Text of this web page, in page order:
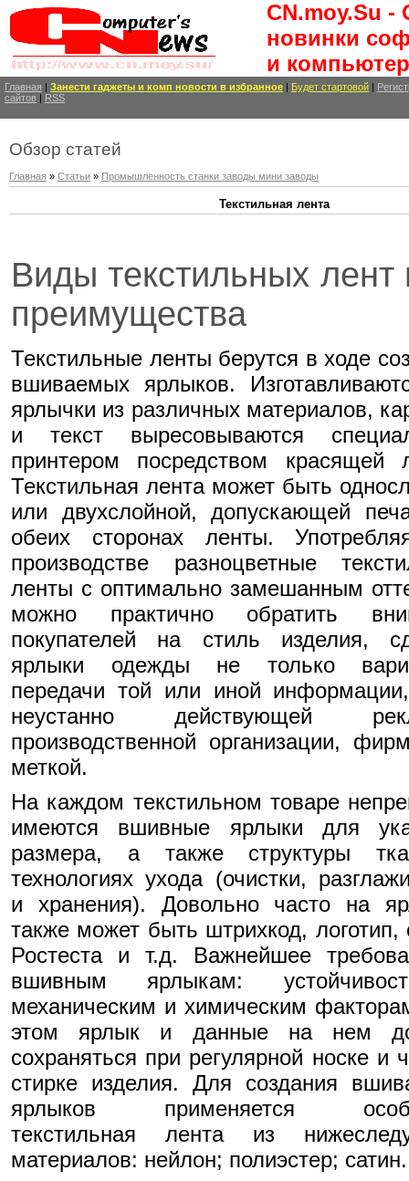
CN.moy.Su
новинки
и
Главная | Занести гаджеты и комп новости в избранное | Будет стартовой |
сайтов | RSS
Обзор статей
Главная » Статьи » Промышленность станки заводы мини заводы
Текстильная лента
Виды текстильных лент
преимущества
Текстильные ленты берутся в ходе
вшиваемых ярлыков.
ярлычки из различных материалов,
и текст выресовываются
принтером посредством красящей
Текстильная лента может быть
или двухслойной, допускающей
обеих сторонах ленты.
производстве разноцветные
ленты с оптимально замешанным
можно практично обратить
покупателей на стиль изделия,
ярлыки одежды не только
передачи той или иной
неустанно действующей
производственной организации,
меткой.
На каждом текстильном товаре
имеются вшивные ярлыки для
размера, а также структуры
технологиях ухода (очистки,
и хранения). Довольно часто на
также может быть штрихкод, логотип,
Ростеста и т.д. Важнейшее
вшивным ярлыкам:
механическим и химическим
этом ярлык и данные на нем
сохраняться при регулярной носке и
стирке изделия. Для создания
ярлыков применяется
текстильная лента из
материалов: нейлон; полиэстер; сатин.